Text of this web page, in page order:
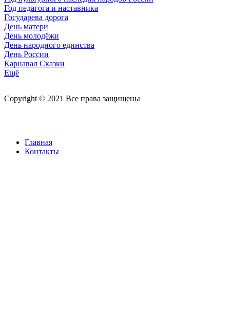
Год педагога и наставника
Государева дорога
День матери
День молодёжи
День народного единства
День России
Карнавал Сказки
Ещё
Copyright © 2021 Все права защищены
Главная
Контакты